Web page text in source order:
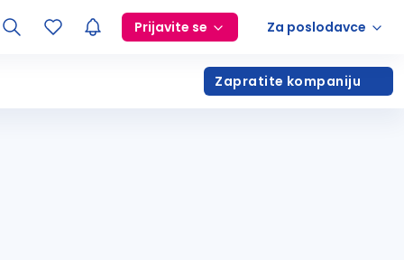
Prijavite se Za poslodavce
Zapratite kompaniju